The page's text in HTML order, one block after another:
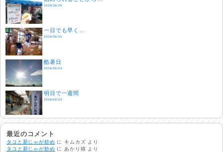
2026/08/06
一日でも早く…
2026/08/05
酷暑日
2026/08/04
明日で一週間
2026/08/03
熱中症注意
2026/08/02
最近のコメント
タコと新じゃが炒め に キムカズ より
タコと新じゃが炒め に あかり猫 より